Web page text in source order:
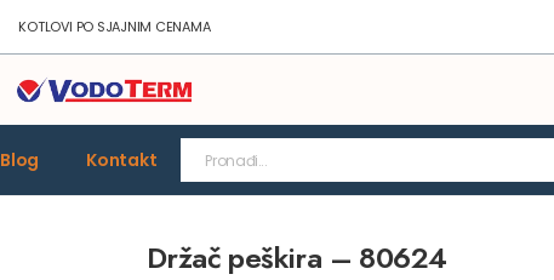
KOTLOVI PO SJAJNIM CENAMA
Blog Kontakt
Držač peškira – 80624